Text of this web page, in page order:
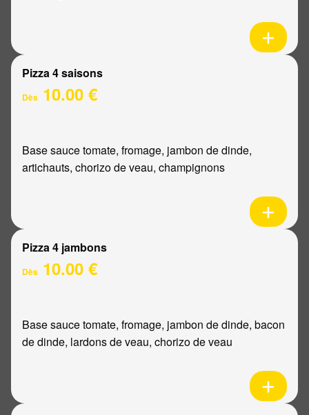
Pizza 4 saisons
Dès 10.00 €
Base sauce tomate, fromage, jambon de dinde,
artichauts, chorizo de veau, champignons
Pizza 4 jambons
Dès 10.00 €
Base sauce tomate, fromage, jambon de dinde, bacon
de dinde, lardons de veau, chorizo de veau